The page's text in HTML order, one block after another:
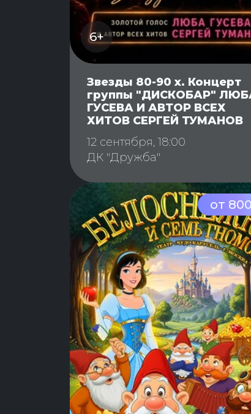
6+
Звезды 80-90 х. Концерт
группы "ДИСКОБАР"
ГУСЕВА И АВТОР ВСЕХ
ХИТОВ СЕРГЕЙ ТУМАНОВ
12 сентября, 18:00
ДК "Дружба"
от